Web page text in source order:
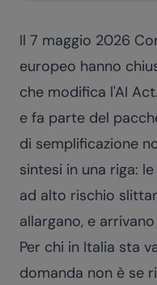
Il 7 maggio 2026
europeo hanno
che modifica l'AI
e fa parte del
di semplificazione
sintesi in una riga:
ad alto rischio
allargano, e
Per chi in Italia sta
domanda non è se